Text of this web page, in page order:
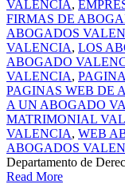
VALENCIA,
FIRMAS DE
ABOGADOS
VALENCIA, LOS
ABOGADO
VALENCIA,
PAGINAS WEB DE
A UN ABOGADO
MATRIMONIAL
VALENCIA, WEB
ABOGADOS
Departamento de
Read More